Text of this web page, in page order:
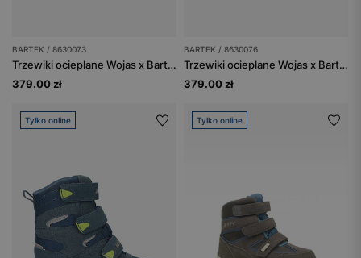
BARTEK / 8630073
Trzewiki ocieplane Wojas x Bartek 8630073, dla chłopców, brązowy
379.00 zł
BARTEK / 8630076
Trzewiki ocieplane Wojas x Bartek 8630076, dla chłopców, granatowo-czarny
379.00 zł
Tylko online Tylko online